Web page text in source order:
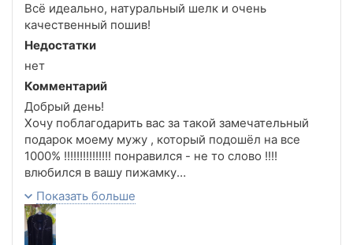
Всё идеально, натуральный шелк и очень
качественный пошив!
Недостатки
нет
Комментарий
Добрый день!
Хочу поблагодарить вас за такой замечательный
подарок моему мужу , который подошёл на все
1000% !!!!!!!!!!!!!!! понравился - не то слово !!!!
влюбился в вашу пижамку
Она , как будто сшита по его меркам ( после
того,как я его обмеряла , он так и думает !!!!!!!!!! ))
В общем , спасибо огромное
Показать больше